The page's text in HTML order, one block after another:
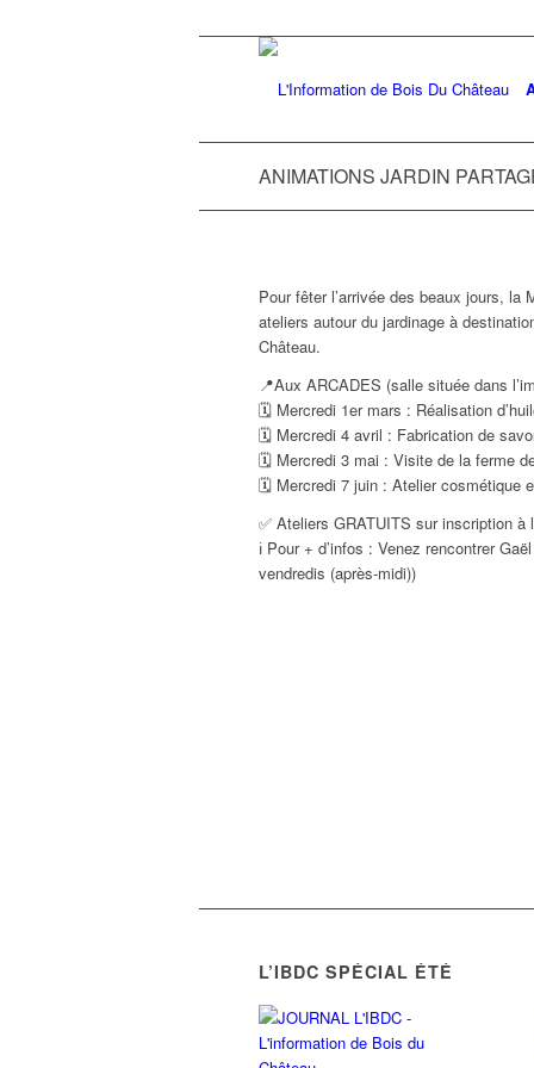
ANIMATIONS JARDIN
Pour fêter l’arrivée des beaux jours, la
ateliers autour du jardinage à
Château.
📍Aux ARCADES (salle située dans
🗓 Mercredi 1er mars : Réalisation
🗓 Mercredi 4 avril : Fabrication de
🗓 Mercredi 3 mai : Visite de la ferme
🗓 Mercredi 7 juin : Atelier cosmétique
✅ Ateliers GRATUITS sur inscription
ℹ️ Pour + d’infos : Venez rencontrer
vendredis (après-midi))
L’IBDC SPÉCIAL ÉTÉ